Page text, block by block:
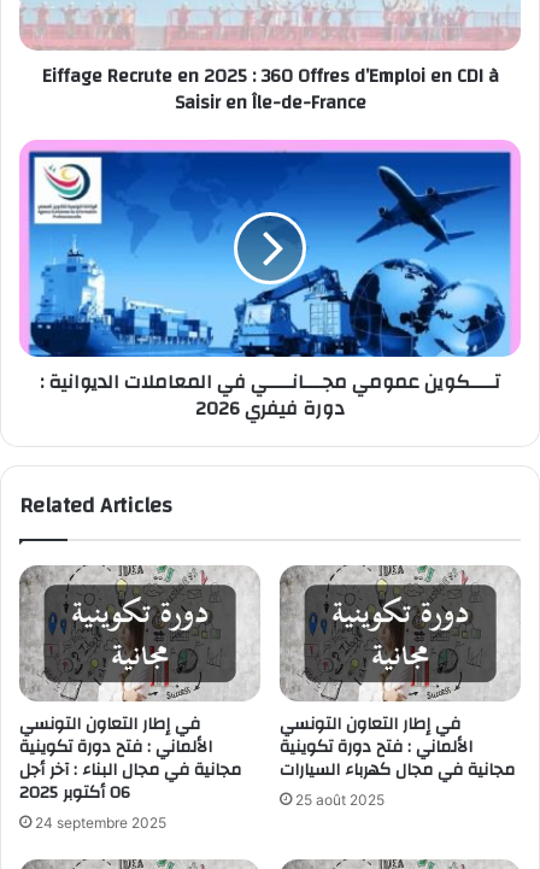
d’Emploi
en
en
France
Eiffage Recrute en 2025 : 360 Offres d’Emploi en CDI à
Saisir en Île-de-France
تــــكوين
عمومي
مجـــانــــي
في
المعاملات
الديوانية
دورة
فيفري
2026تــــكوين عمومي مجـــانــــي في المعاملات الديوانية :
دورة فيفري 2026
Related Articles
في إطار التعاون التونسي
الألماني : فتح دورة تكوينية
مجانية في مجال البناء : آخر أجل
06 أكتوبر 2025
24 septembre 2025
في إطار التعاون التونسي
الألماني : فتح دورة تكوينية
مجانية في مجال كهرباء السيارات
25 août 2025